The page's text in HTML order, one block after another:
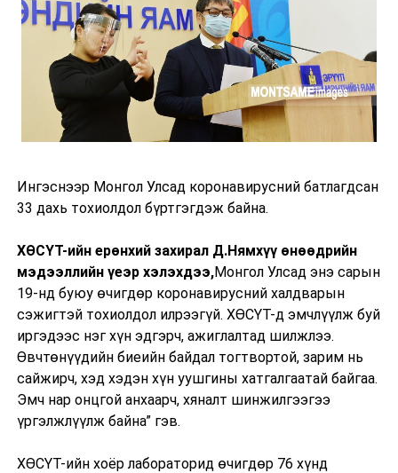
Ингэснээр Монгол Улсад коронавирусний батлагдсан
33 дахь тохиолдол бүртгэгдэж байна.
ХӨСҮТ-ийн ерөнхий захирал Д.Нямхүү өнөөдрийн
мэдээллийн үеэр хэлэхдээ,Монгол Улсад энэ сарын
19-нд буюу өчигдөр коронавирусний халдварын
сэжигтэй тохиолдол илрээгүй. ХӨСҮТ-д эмчлүүлж буй
иргэдээс нэг хүн эдгэрч, ажиглалтад шилжлээ.
Өвчтөнүүдийн биеийн байдал тогтвортой, зарим нь
сайжирч, хэд хэдэн хүн уушгины хатгалгаатай байгаа.
Эмч нар онцгой анхаарч, хяналт шинжилгээгээ
үргэлжлүүлж байна” гэв.
ХӨСҮТ-ийн хоёр лабораторид өчигдөр 76 хүнд